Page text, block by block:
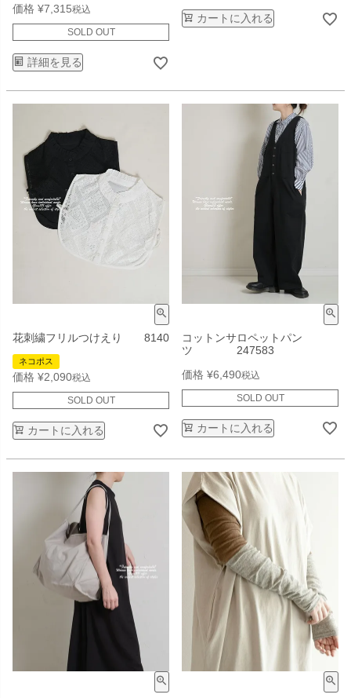
価格 ¥7,315税込
SOLD OUT
詳細を見る
カートに入れる
花刺繍フリルつけえり 8140
ネコポス
価格 ¥2,090税込
SOLD OUT
カートに入れる
コットンサロペットパン
ツ 247583
価格 ¥6,490税込
SOLD OUT
カートに入れる